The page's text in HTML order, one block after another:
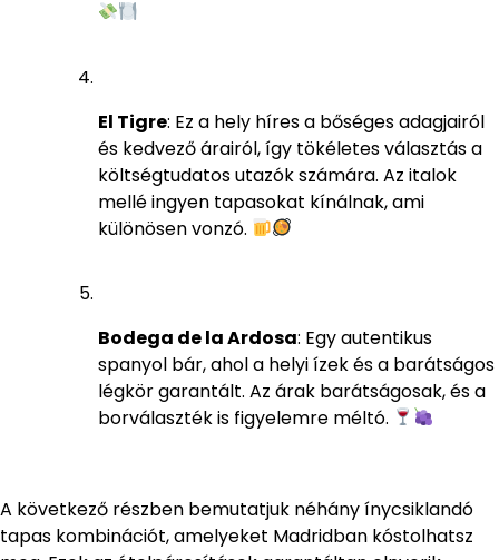
El Tigre: Ez a hely híres a bőséges adagjairól
és kedvező árairól, így tökéletes választás a
költségtudatos utazók számára. Az italok
mellé ingyen tapasokat kínálnak, ami
különösen vonzó.
Bodega de la Ardosa: Egy autentikus
spanyol bár, ahol a helyi ízek és a barátságos
légkör garantált. Az árak barátságosak, és a
borválaszték is figyelemre méltó.
A következő részben bemutatjuk néhány ínycsiklandó
tapas kombinációt, amelyeket Madridban kóstolhatsz